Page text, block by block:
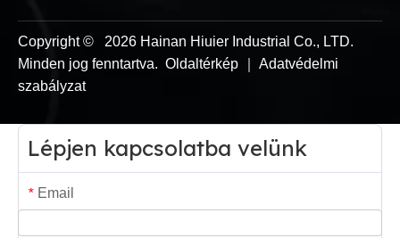
Copyright © 2026 Hainan Hiuier Industrial Co., LTD.
Minden jog fenntartva. Oldaltérkép
Adatvédelmi
szabályzat
Lépjen kapcsolatba velünk
* Email